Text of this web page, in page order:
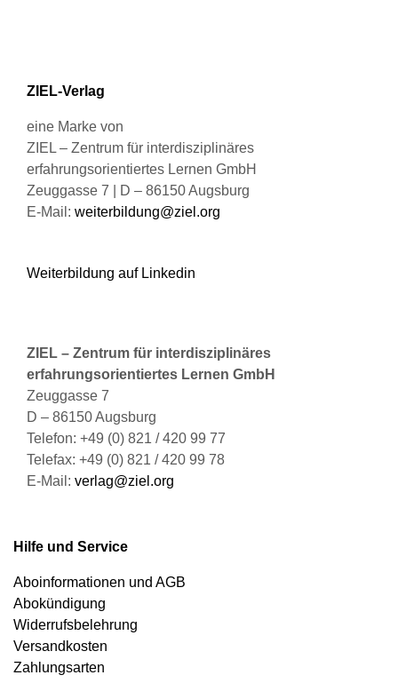
Produktseite
werden
ZIEL-Verlag
eine Marke von
ZIEL – Zentrum für interdisziplinäres
erfahrungsorientiertes Lernen GmbH
Zeuggasse 7 | D – 86150 Augsburg
E-Mail: weiterbildung@ziel.org
Weiterbildung auf Linkedin
ZIEL – Zentrum für interdisziplinäres
erfahrungsorientiertes Lernen GmbH
Zeuggasse 7
D – 86150 Augsburg
Telefon: +49 (0) 821 / 420 99 77
Telefax: +49 (0) 821 / 420 99 78
E-Mail: verlag@ziel.org
Hilfe und Service
Aboinformationen und AGB
Abokündigung
Widerrufsbelehrung
Versandkosten
Zahlungsarten